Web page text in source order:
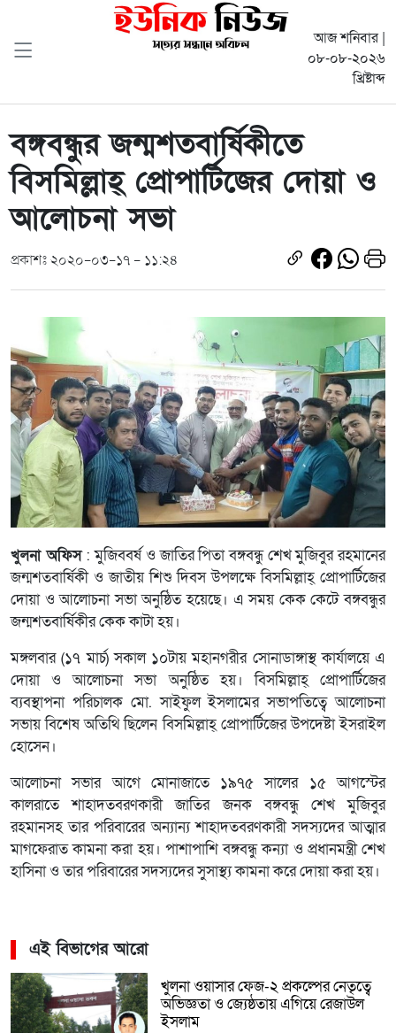
আজ শনিবার |
০৮-০৮-২০২৬
খ্রিষ্টাব্দ
বঙ্গবন্ধুর জন্মশতবার্ষিকীতে
বিসমিল্লাহ্ প্রোপার্টিজের দোয়া ও
আলোচনা সভা
প্রকাশঃ ২০২০-০৩-১৭ - ১১:২৪
খুলনা অফিস: মুজিববর্ষ ও জাতির পিতা বঙ্গবন্ধু শেখ মুজিবুর রহমানের
জন্মশতবার্ষিকী ও জাতীয় শিশু দিবস উপলক্ষে বিসমিল্লাহ্ প্রোপার্টিজের
দোয়া ও আলোচনা সভা অনুষ্ঠিত হয়েছে। এ সময় কেক কেটে বঙ্গবন্ধুর
জন্মশতবার্ষিকীর কেক কাটা হয়।
মঙ্গলবার (১৭ মার্চ) সকাল ১০টায় মহানগরীর সোনাডাঙ্গাস্থ কার্যালয়ে এ
দোয়া ও আলোচনা সভা অনুষ্ঠিত হয়। বিসমিল্লাহ্ প্রোপার্টিজের
ব্যবস্থাপনা পরিচালক মো. সাইফুল ইসলামের সভাপতিত্বে আলোচনা
সভায় বিশেষ অতিথি ছিলেন বিসমিল্লাহ্ প্রোপার্টিজের উপদেষ্টা ইসরাইল
হোসেন।
আলোচনা সভার আগে মোনাজাতে ১৯৭৫ সালের ১৫ আগস্টের
কালরাতে শাহাদতবরণকারী জাতির জনক বঙ্গবন্ধু শেখ মুজিবুর
রহমানসহ তার পরিবারের অন্যান্য শাহাদতবরণকারী সদস্যদের আত্মার
মাগফেরাত কামনা করা হয়। পাশাপাশি বঙ্গবন্ধু কন্যা ও প্রধানমন্ত্রী শেখ
হাসিনা ও তার পরিবারের সদস্যদের সুসাস্থ্য কামনা করে দোয়া করা হয়।
এই বিভাগের আরো
খুলনা ওয়াসার ফেজ-২ প্রকল্পের নেতৃত্বে
অভিজ্ঞতা ও জ্যেষ্ঠতায় এগিয়ে রেজাউল
ইসলাম